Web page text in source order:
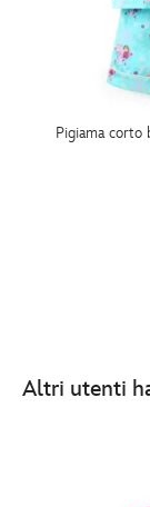
Pigiama corto
Altri utenti